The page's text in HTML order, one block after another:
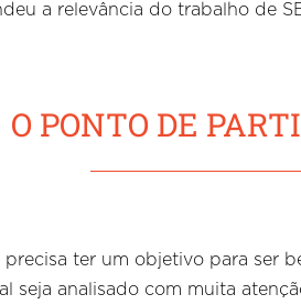
a relevância do trabalho de
O PONTO DE
precisa ter um objetivo para ser
seja analisado com muita